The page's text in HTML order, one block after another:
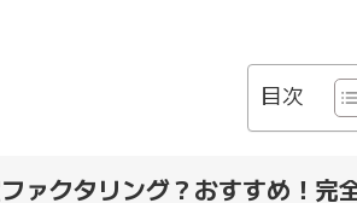
目次
ァクタリング？おすすめ！完